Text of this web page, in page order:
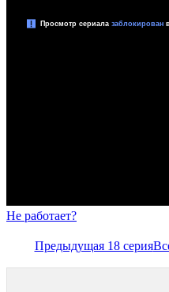
Не работает?
Предыдущая 18 серия